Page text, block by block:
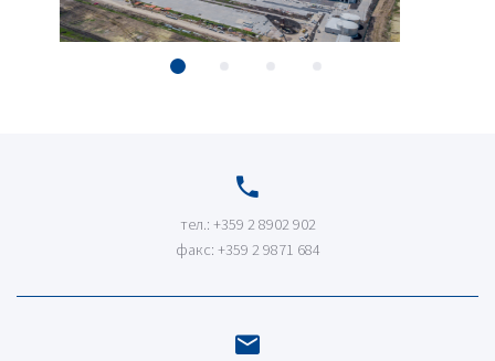
тел.: +359 2 8902 902
факс: +359 2 9871 684